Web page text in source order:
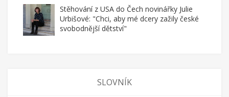
Stěhování z USA do Čech novinářky Julie
Urbišové: "Chci, aby mé dcery zažily české
svobodnější dětství"
SLOVNÍK